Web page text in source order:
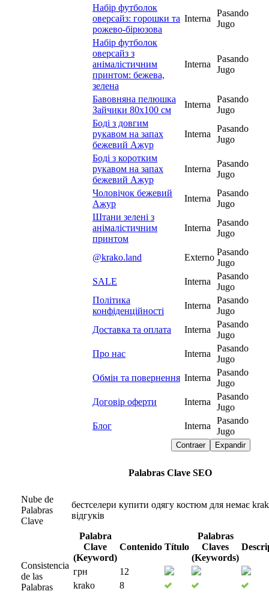
Набір футболок
оверсайз: горошки та
рожево-бірюзова
Interna
Pasando
Jugo
Набір футболок
оверсайз з
анімалістичним
принтом: бежева,
зелена
Interna
Pasando
Jugo
Бавовняна пелюшка
Зайчики 80х100 см
Interna
Pasando
Jugo
Боді з довгим
рукавом на запах
бежевий Ажур
Interna
Pasando
Jugo
Боді з коротким
рукавом на запах
бежевий Ажур
Interna
Pasando
Jugo
Чоловічок бежевий
Ажур
Interna
Pasando
Jugo
Штани зелені з
анімалістичним
принтом
Interna
Pasando
Jugo
@krako.land Externo
Pasando
Jugo
SALE
Interna
Pasando
Jugo
Політика
конфіденційності
Interna
Pasando
Jugo
Доставка та оплата
Interna
Pasando
Jugo
Про нас
Interna
Pasando
Jugo
Обмін та повернення Interna
Pasando
Jugo
Договір оферти
Interna
Pasando
Jugo
Блог
Interna
Pasando
Jugo
Expandir
Contraer
Palabras Clave SEO
Nube de
Palabras
Clave
бестселери купити одягу костюм для немає
відгуків
Consistencia
de las
Palabras
Palabra
Clave
(Keyword)
Contenido Título
Palabras
Claves
(Keywords)
грн
12
krako
8